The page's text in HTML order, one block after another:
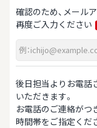
確認のため、メール
再度ご入力ください
後日担当よりお電話
いただきます。
お電話のご連絡がつ
時間帯をご指定くだ